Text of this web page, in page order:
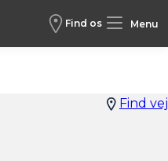
Find os Menu
Find vej